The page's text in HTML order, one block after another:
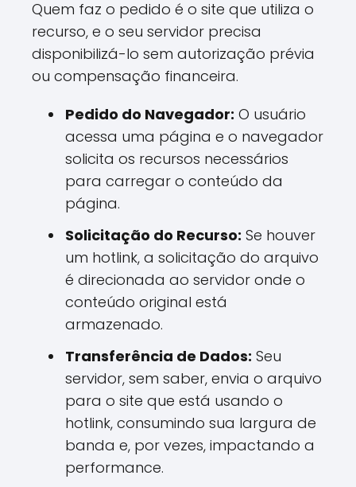
Quem faz o pedido é o site que utiliza o
recurso, e o seu servidor precisa
disponibilizá-lo sem autorização prévia
ou compensação financeira.
Pedido do Navegador: O usuário
acessa uma página e o navegador
solicita os recursos necessários
para carregar o conteúdo da
página.
Solicitação do Recurso: Se houver
um hotlink, a solicitação do arquivo
é direcionada ao servidor onde o
conteúdo original está
armazenado.
Transferência de Dados: Seu
servidor, sem saber, envia o arquivo
para o site que está usando o
hotlink, consumindo sua largura de
banda e, por vezes, impactando a
performance.